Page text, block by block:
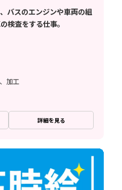
バスのエンジンや車両の組
検査をする仕事。
加工
詳細を見る